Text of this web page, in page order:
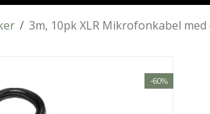
/ 3m, 10pk XLR Mikrofonkabel
-60%